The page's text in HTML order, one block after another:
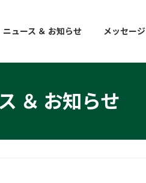
ニュース ＆ お知らせ メッセージ
＆ お知らせ